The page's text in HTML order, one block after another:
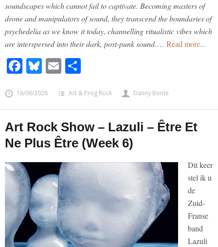
soundscapes which cannot fail to captivate. Becoming masters of
drone and manipulators of sound, they transcend the boundaries of
psychedelia as we know it today, channelling ritualistic vibes which
are interspersed into their dark, post-punk sound.… Read more...
Facebook
Bluesky
Email
16/06/2026 Art & Prog Rock Danny Bonte
Art Rock Show – Lazuli – Être Et
Ne Plus Être (Week 6)
Dit keer
stel ik u
de
Zuid-
Franse
band
Lazuli